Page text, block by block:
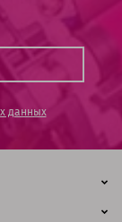
данных